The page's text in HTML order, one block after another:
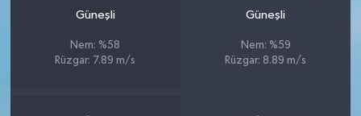
Güneşli
Nem: %58
Rüzgar: 7.89 m/s
Güneşli
Nem: %59
Rüzgar: 8.89 m/s